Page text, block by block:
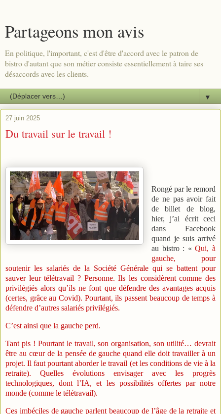
Partageons mon avis
En politique, l'important, c'est d'être d'accord avec le patron de
bistro d'autant que son métier consiste essentiellement à taire ses
désaccords avec les clients.
▼
27 juin 2025
Du travail sur le travail !
Rongé par le remord
de ne pas avoir fait
de billet de blog,
hier, j’ai écrit ceci
dans Facebook
quand je suis arrivé
au bistro : «Qui, à
gauche, pour
soutenir les salariés de la Société Générale qui se battent pour
sauver leur télétravail ? Personne. Ils les considèrent comme des
privilégiés alors qu’ils ne font que défendre des avantages acquis
(certes, grâce au Covid). Pourtant, ils passent beaucoup de temps à
défendre d’autres salariés privilégiés.
C’est ainsi que la gauche perd.
Tant pis ! Pourtant le travail, son organisation, son utilité… devrait
être au cœur de la pensée de gauche quand elle doit travailler à un
projet. Il faut pourtant aborder le travail (et les conditions de vie à la
retraite). Quelles évolutions envisager avec les progrès
technologiques, dont l’IA, et les possibilités offertes par notre
monde (comme le télétravail).
Ces imbéciles de gauche parlent beaucoup de l’âge de la retraite et